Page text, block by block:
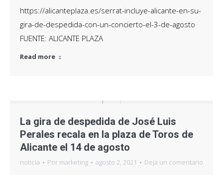
https://alicanteplaza.es/serrat-incluye-alicante-en-su-
gira-de-despedida-con-un-concierto-el-3-de-agosto
FUENTE: ALICANTE PLAZA
Read more
La gira de despedida de José Luis
Perales recala en la plaza de Toros de
Alicante el 14 de agosto
noticia Por marketing agosto 2, 2021 Deja un comentario